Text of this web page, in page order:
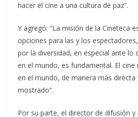
hacer el cine a una cultura de paz”.
Y agregó: “La misión de la Cineteca
opciones para las y los
por la diversidad, en especial ante lo
en el mundo, es fundamental. El
en el mundo, de manera más directa
mostrado”.
Por su parte, el director de difusión